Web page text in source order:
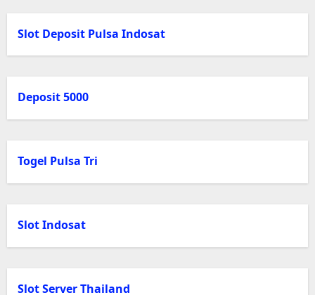
Slot Deposit Pulsa Indosat
Deposit 5000
Togel Pulsa Tri
Slot Indosat
Slot Server Thailand